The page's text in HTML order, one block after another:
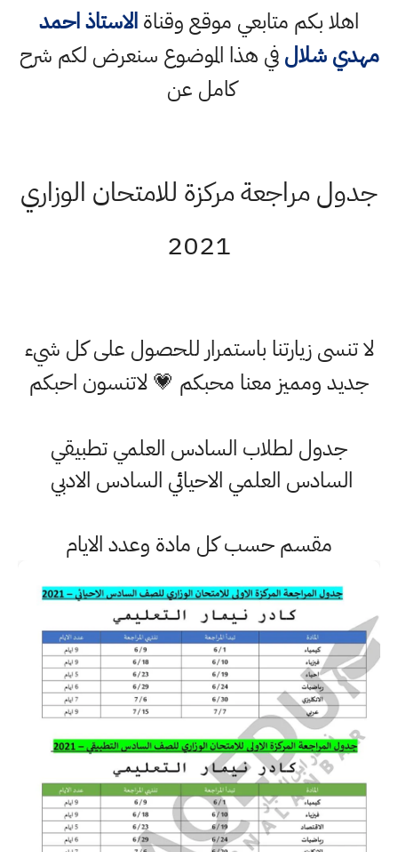
اهلا بكم متابعي موقع وقناةالاستاذ احمد
مهدي شلالفي هذا الموضوع سنعرض لكم شرح
كامل عن
جدول مراجعة مركزة للامتحان الوزاري
2021
لا تنسى زيارتنا باستمرار للحصول على كل شيء
جديد ومميز معنا محبكم 💗 لاتنسون احبكم
جدول لطلاب السادس العلمي تطبيقي
السادس العلمي الاحيائي السادس الادبي
مقسم حسب كل مادة وعدد الايام